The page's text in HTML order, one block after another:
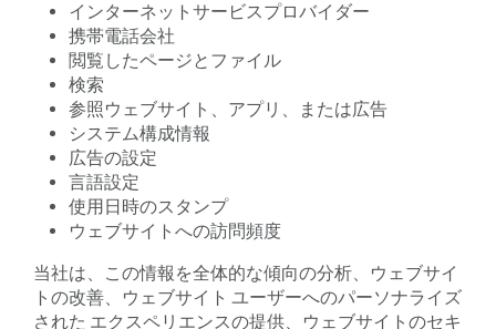
インターネットサービスプロバイダー
携帯電話会社
閲覧したページとファイル
検索
参照ウェブサイト、アプリ、または広告
システム構成情報
広告の設定
言語設定
使用日時のスタンプ
ウェブサイトへの訪問頻度
当社は、この情報を全体的な傾向の分析、ウェブサイ
トの改善、ウェブサイト ユーザーへのパーソナライズ
された エクスペリエンスの提供、ウェブサイトのセキ